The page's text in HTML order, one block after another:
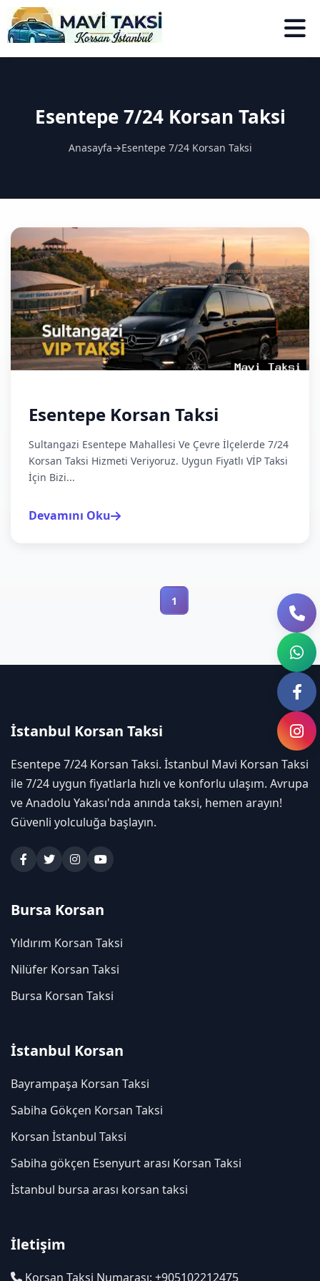
Esentepe 7/24 Korsan Taksi
Anasayfa→Esentepe 7/24 Korsan Taksi
Esentepe Korsan Taksi
Sultangazi Esentepe Mahallesi Ve Çevre İlçelerde 7/24
Korsan Taksi Hizmeti Veriyoruz. Uygun Fiyatlı VİP Taksi
İçin Bizi...
Devamını Oku
1
İstanbul Korsan Taksi
Esentepe 7/24 Korsan Taksi. İstanbul Mavi Korsan Taksi
ile 7/24 uygun fiyatlarla hızlı ve konforlu ulaşım. Avrupa
ve Anadolu Yakası'nda anında taksi, hemen arayın!
Güvenli yolculuğa başlayın.
Bursa Korsan
Yıldırım Korsan Taksi
Nilüfer Korsan Taksi
Bursa Korsan Taksi
İstanbul Korsan
Bayrampaşa Korsan Taksi
Sabiha Gökçen Korsan Taksi
Korsan İstanbul Taksi
Sabiha gökçen Esenyurt arası Korsan Taksi
İstanbul bursa arası korsan taksi
İletişim
Korsan Taksi Numarası: +905102212475